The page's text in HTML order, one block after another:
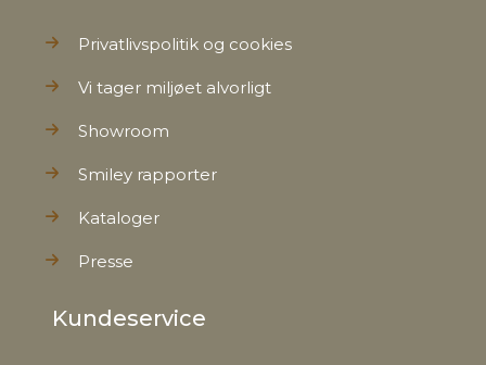
Privatlivspolitik og cookies
Vi tager miljøet alvorligt
Showroom
Smiley rapporter
Kataloger
Presse
Kundeservice